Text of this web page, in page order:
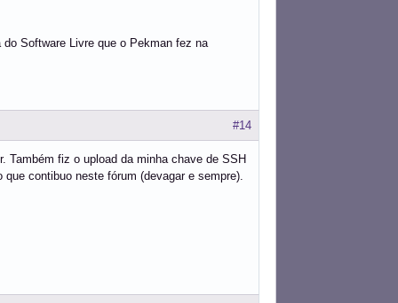
Software Livre que o Pekman fez na
#14
Também fiz o upload da minha chave de SSH
contibuo neste fórum (devagar e sempre).